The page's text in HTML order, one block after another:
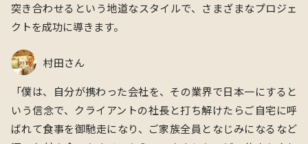
突き合わせるという地道なスタイルで、さまざまなプロジェ
クトを成功に導きます。
村田さん
「僕は、自分が携わった会社を、その業界で日本一にすると
いう信念で、クライアントの社長と打ち解けたらご自宅に呼
ばれて食事を御馳走になり、ご家族全員となじみになるなど